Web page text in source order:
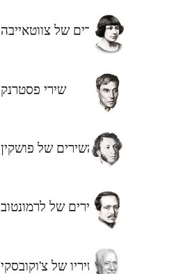
השירים של צווטאייבה
שירי פסטרנק
השירים של פושקין
השירים של לרמונטוב
שיריו של צ'וקובסקי